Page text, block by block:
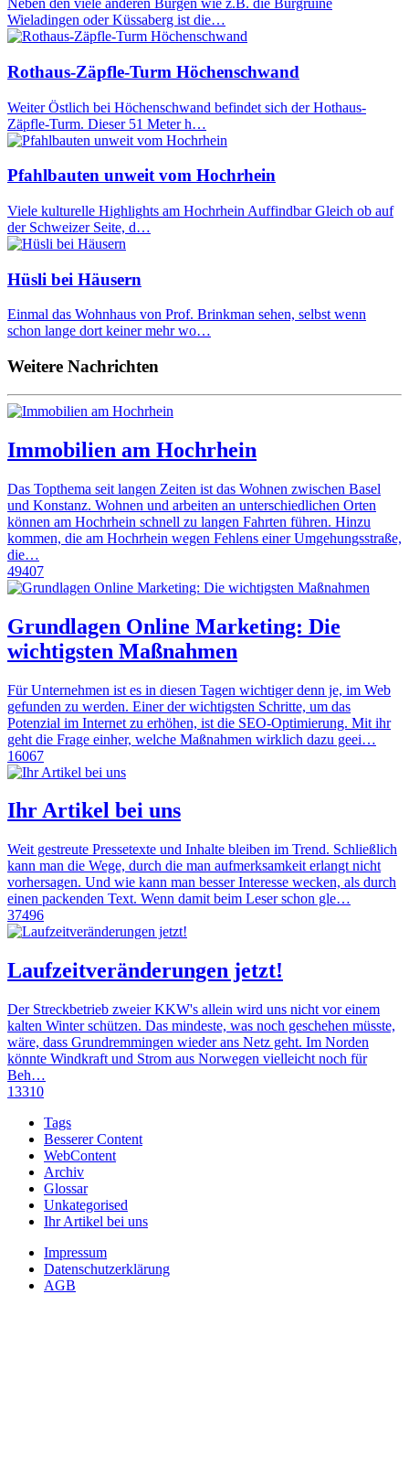
Neben den viele anderen Burgen wie z.B. die Burgruine
Wieladingen oder Küssaberg ist die…
Rothaus-Zäpfle-Turm Höchenschwand
Weiter Östlich bei Höchenschwand befindet sich der Hothaus-
Zäpfle-Turm. Dieser 51 Meter h…
Pfahlbauten unweit vom Hochrhein
Viele kulturelle Highlights am Hochrhein Auffindbar Gleich ob auf
der Schweizer Seite, d…
Hüsli bei Häusern
Einmal das Wohnhaus von Prof. Brinkman sehen, selbst wenn
schon lange dort keiner mehr wo…
Weitere Nachrichten
Immobilien am Hochrhein
Das Topthema seit langen Zeiten ist das Wohnen zwischen Basel
und Konstanz. Wohnen und arbeiten an unterschiedlichen Orten
können am Hochrhein schnell zu langen Fahrten führen. Hinzu
kommen, die am Hochrhein wegen Fehlens einer Umgehungsstraße,
die…
49407
Grundlagen Online Marketing: Die
wichtigsten Maßnahmen
Für Unternehmen ist es in diesen Tagen wichtiger denn je, im Web
gefunden zu werden. Einer der wichtigsten Schritte, um das
Potenzial im Internet zu erhöhen, ist die SEO-Optimierung. Mit ihr
geht die Frage einher, welche Maßnahmen wirklich dazu geei…
16067
Ihr Artikel bei uns
Weit gestreute Pressetexte und Inhalte bleiben im Trend. Schließlich
kann man die Wege, durch die man aufmerksamkeit erlangt nicht
vorhersagen. Und wie kann man besser Interesse wecken, als durch
einen packenden Text. Wenn damit beim Leser schon gle…
37496
Laufzeitveränderungen jetzt!
Der Streckbetrieb zweier KKW's allein wird uns nicht vor einem
kalten Winter schützen. Das mindeste, was noch geschehen müsste,
wäre, dass Grundremmingen wieder ans Netz geht. Im Norden
könnte Windkraft und Strom aus Norwegen vielleicht noch für
Beh…
13310
Tags
Besserer Content
WebContent
Archiv
Glossar
Unkategorised
Ihr Artikel bei uns
Impressum
Datenschutzerklärung
AGB